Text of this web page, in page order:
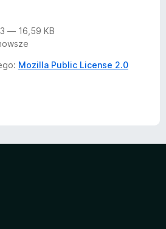
— 16,59 KB
Mozilla Public License 2.0